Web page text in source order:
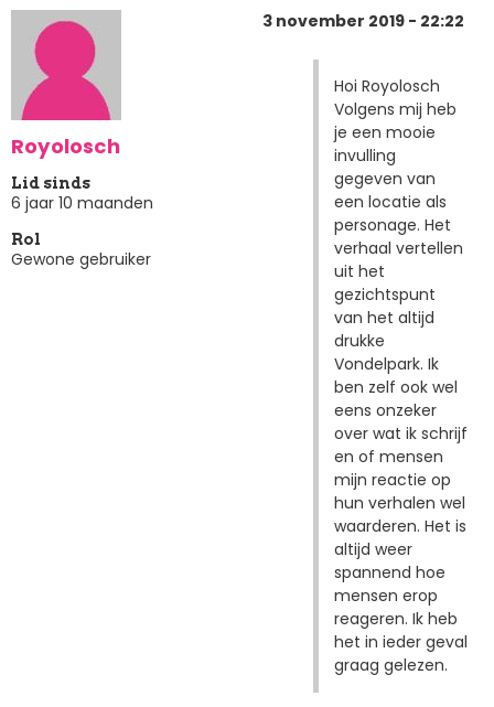
Royolosch
Lid sinds
6 jaar 10 maanden
Rol
Gewone gebruiker
3 november 2019 - 22:22
Hoi Royolosch
Volgens mij heb
je een mooie
invulling
gegeven van
een locatie als
personage. Het
verhaal vertellen
uit het
gezichtspunt
van het altijd
drukke
Vondelpark. Ik
ben zelf ook wel
eens onzeker
over wat ik schrijf
en of mensen
mijn reactie op
hun verhalen wel
waarderen. Het is
altijd weer
spannend hoe
mensen erop
reageren. Ik heb
het in ieder geval
graag gelezen.